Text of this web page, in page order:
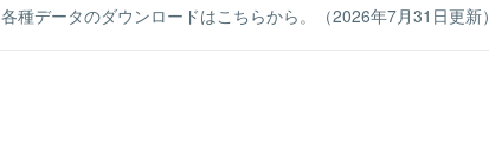
各種データのダウンロードはこちらから。（2026年7月31日更新）